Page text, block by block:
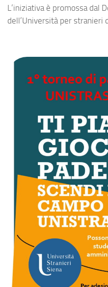
L’iniziativa è promossa dal
dell’Università per stranieri